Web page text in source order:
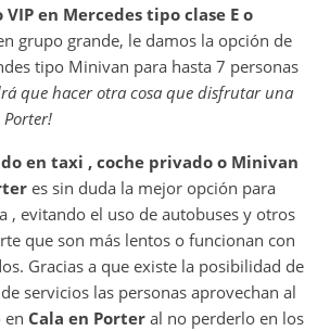
en Mercedes tipo clase E o
grupo grande, le damos la opción de
tipo Minivan para hasta 7 personas
que hacer otra cosa que disfrutar una
Porter!
en taxi , coche privado o Minivan
es sin duda la mejor opción para
, evitando el uso de autobuses y otros
que son más lentos o funcionan con
Gracias a que existe la posibilidad de
servicios las personas aprovechan al
en Cala en Porter al no perderlo en los